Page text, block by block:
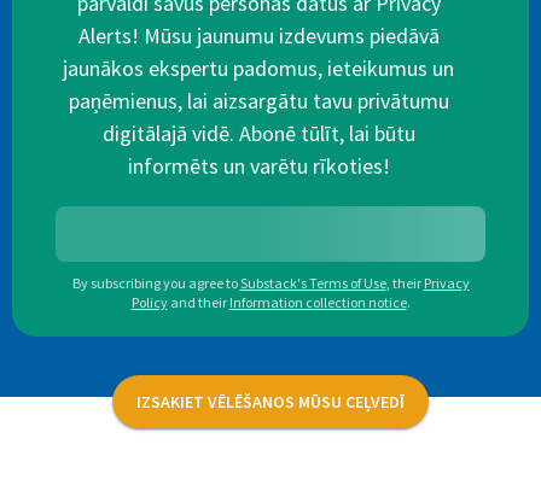
Alerts! Mūsu jaunumu izdevums piedāvā
jaunākos ekspertu padomus, ieteikumus un
paņēmienus, lai aizsargātu tavu privātumu
digitālajā vidē. Abonē tūlīt, lai būtu
informēts un varētu rīkoties!
By subscribing you agree toSubstack's Terms of Use, their Privacy
Policy and their Information collection notice.
IZSAKIET VĒLĒŠANOS MŪSU CEĻVEDĪ